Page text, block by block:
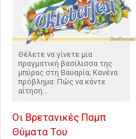
Θέλετε να γίνετε μια
πραγματική βασίλισσα της
μπύρας στη Βαυαρία; Κανένα
πρόβλημα: Πώς να κάντε
αίτηση...
Οι Βρετανικές Παμπ
Θύματα Του